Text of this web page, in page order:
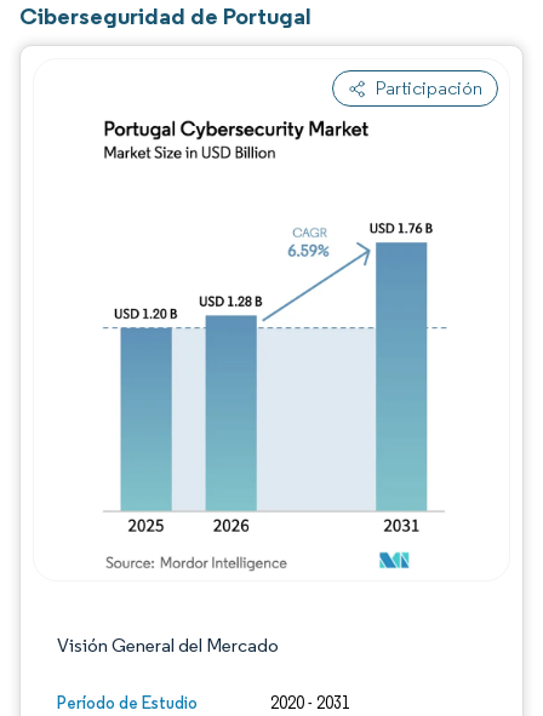
Ciberseguridad de Portugal
Participación
Visión General del Mercado
Período de Estudio 2020 - 2031